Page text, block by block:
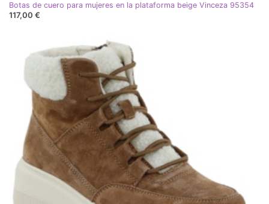
Botas de cuero para mujeres en la plataforma beige Vinceza 95354
117,00 €